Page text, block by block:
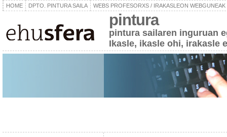
HOME DPTO. PINTURA SAILA WEBS PROFESORXS / IRAKASLEON WEBGUNEAK
pintura
pintura sailaren inguruan
Ikasle, ikasle ohi, irakasle